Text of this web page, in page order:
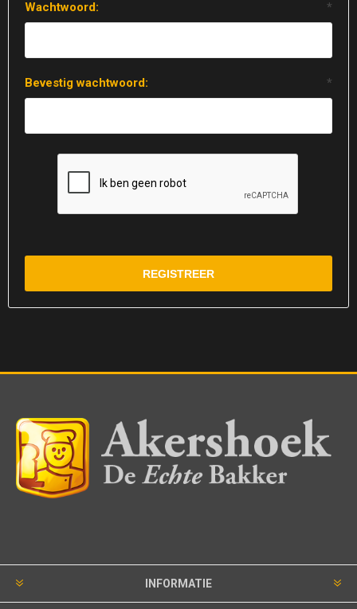
Wachtwoord: *
Bevestig wachtwoord: *
INFORMATIE